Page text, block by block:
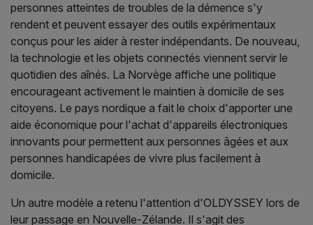
personnes atteintes de troubles de la démence s'y
rendent et peuvent essayer des outils expérimentaux
conçus pour les aider à rester indépendants. De nouveau,
la technologie et les objets connectés viennent servir le
quotidien des aînés. La Norvège affiche une politique
encourageant activement le maintien à domicile de ses
citoyens. Le pays nordique a fait le choix d'apporter une
aide économique pour l'achat d'appareils électroniques
innovants pour permettent aux personnes âgées et aux
personnes handicapées de vivre plus facilement à
domicile.
Un autre modèle a retenu l'attention d'OLDYSSEY lors de
leur passage en Nouvelle-Zélande. Il s'agit des